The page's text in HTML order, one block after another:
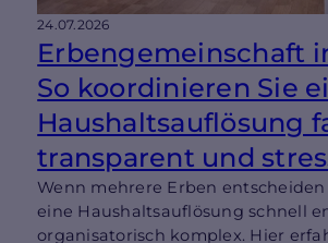
24.07.2026
Erbengemeinschaft
So koordinieren Sie
Haushaltsauflösung
transparent und
Wenn mehrere Erben
eine Haushaltsauflösung schnell
organisatorisch komplex. Hier